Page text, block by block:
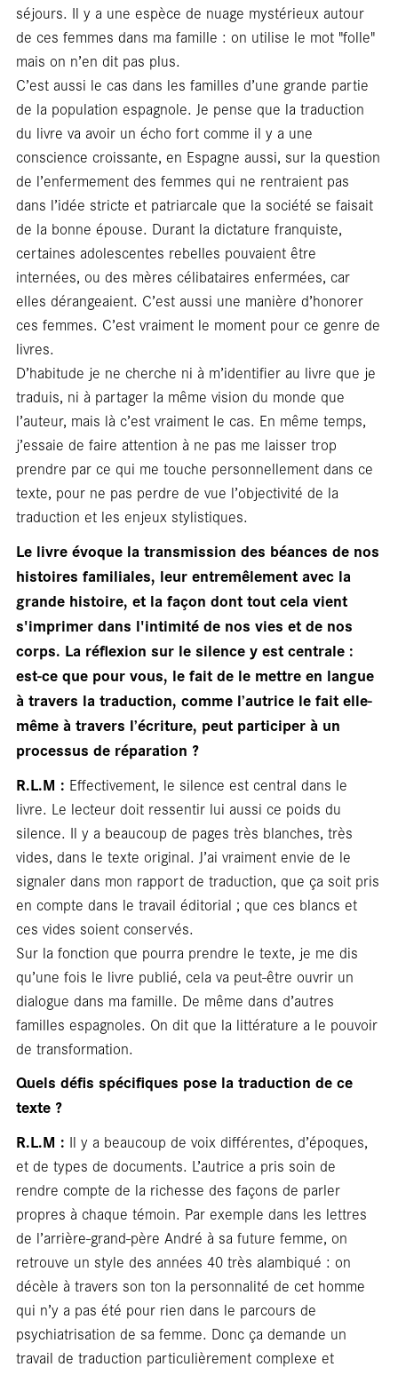
séjours. Il y a une espèce de nuage mystérieux autour
de ces femmes dans ma famille : on utilise le mot "folle"
mais on n’en dit pas plus.
C’est aussi le cas dans les familles d’une grande partie
de la population espagnole. Je pense que la traduction
du livre va avoir un écho fort comme il y a une
conscience croissante, en Espagne aussi, sur la question
de l’enfermement des femmes qui ne rentraient pas
dans l’idée stricte et patriarcale que la société se faisait
de la bonne épouse. Durant la dictature franquiste,
certaines adolescentes rebelles pouvaient être
internées, ou des mères célibataires enfermées, car
elles dérangeaient. C’est aussi une manière d’honorer
ces femmes. C’est vraiment le moment pour ce genre de
livres.
D’habitude je ne cherche ni à m’identifier au livre que je
traduis, ni à partager la même vision du monde que
l’auteur, mais là c’est vraiment le cas. En même temps,
j’essaie de faire attention à ne pas me laisser trop
prendre par ce qui me touche personnellement dans ce
texte, pour ne pas perdre de vue l’objectivité de la
traduction et les enjeux stylistiques.
Le livre évoque la transmission des béances de nos
histoires familiales, leur entremêlement avec la
grande histoire, et la façon dont tout cela vient
s'imprimer dans l'intimité de nos vies et de nos
corps. La réflexion sur le silence y est centrale :
est-ce que pour vous, le fait de le mettre en langue
à travers la traduction, comme l’autrice le fait elle-
même à travers l’écriture, peut participer à un
processus de réparation ?
R.L.M : Effectivement, le silence est central dans le
livre. Le lecteur doit ressentir lui aussi ce poids du
silence. Il y a beaucoup de pages très blanches, très
vides, dans le texte original. J’ai vraiment envie de le
signaler dans mon rapport de traduction, que ça soit pris
en compte dans le travail éditorial ; que ces blancs et
ces vides soient conservés.
Sur la fonction que pourra prendre le texte, je me dis
qu’une fois le livre publié, cela va peut-être ouvrir un
dialogue dans ma famille. De même dans d’autres
familles espagnoles. On dit que la littérature a le pouvoir
de transformation.
Quels défis spécifiques pose la traduction de ce
texte ?
R.L.M : Il y a beaucoup de voix différentes, d’époques,
et de types de documents. L’autrice a pris soin de
rendre compte de la richesse des façons de parler
propres à chaque témoin. Par exemple dans les lettres
de l’arrière-grand-père André à sa future femme, on
retrouve un style des années 40 très alambiqué : on
décèle à travers son ton la personnalité de cet homme
qui n’y a pas été pour rien dans le parcours de
psychiatrisation de sa femme. Donc ça demande un
travail de traduction particulièrement complexe et